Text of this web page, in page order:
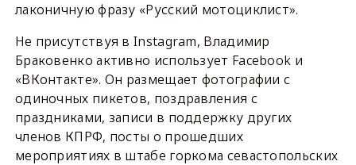
лаконичную фразу «Русский мотоциклист».
Не присутствуя в Instagram, Владимир
Браковенко активно использует Facebook и
«ВКонтакте». Он размещает фотографии с
одиночных пикетов, поздравления с
праздниками, записи в поддержку других
членов КПРФ, посты о прошедших
мероприятиях в штабе горкома севастопольских